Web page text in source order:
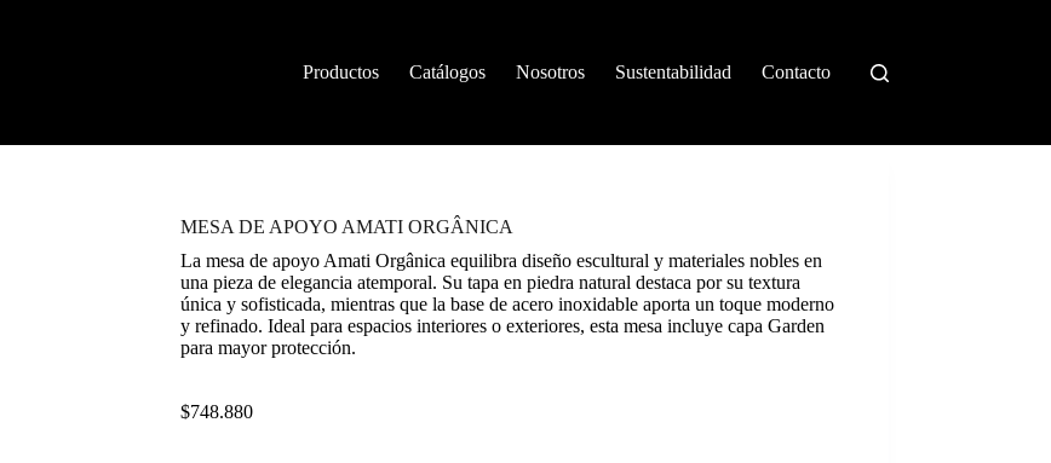
Productos
Catálogos Nosotros Sustentabilidad Contacto
MESA DE APOYO AMATI ORGÂNICA
La mesa de apoyo Amati Orgânica equilibra diseño escultural y materiales nobles en
una pieza de elegancia atemporal. Su tapa en piedra natural destaca por su textura
única y sofisticada, mientras que la base de acero inoxidable aporta un toque moderno
y refinado. Ideal para espacios interiores o exteriores, esta mesa incluye capa Garden
para mayor protección.
$748.880